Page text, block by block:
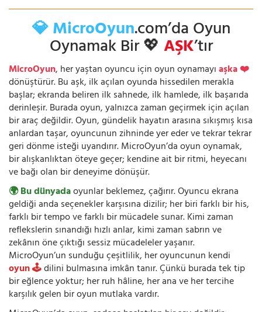
💎 MicroOyun.com’da Oyun
Oynamak Bir 💖AŞK’tır
MicroOyun, her yaştan oyuncu için oyun oynamayıaşka ❤️
dönüştürür. Bu aşk, ilk açılan oyunda hissedilen merakla
başlar; ekranda beliren ilk sahnede, ilk hamlede, ilk başarıda
derinleşir. Burada oyun, yalnızca zaman geçirmek için açılan
bir araç değildir. Oyun, gündelik hayatın arasına sıkışmış kısa
anlardan taşar, oyuncunun zihninde yer eder ve tekrar tekrar
geri dönme isteği uyandırır. MicroOyun’da oyun oynamak,
bir alışkanlıktan öteye geçer; kendine ait bir ritmi, heyecanı
ve bağı olan bir deneyime dönüşür.
🌍 Bu dünyadaoyunlar beklemez, çağırır. Oyuncu ekrana
geldiği anda seçenekler karşısına dizilir; her biri farklı bir his,
farklı bir tempo ve farklı bir mücadele sunar. Kimi zaman
reflekslerin sınandığı hızlı anlar, kimi zaman sabrın ve
zekânın öne çıktığı sessiz mücadeleler yaşanır.
MicroOyun’un sunduğu çeşitlilik, her oyuncunun kendi
oyun 🕹️dilini bulmasına imkân tanır. Çünkü burada tek tip
bir eğlence yoktur; her ruh hâline, her ana ve her tercihe
karşılık gelen bir oyun mutlaka vardır.